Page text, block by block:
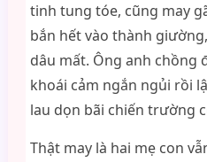
tinh tung tóe, cũng may
bắn hết vào thành
dâu mất. Ông anh chồng
khoái cảm ngắn ngủi rồi
lau dọn bãi chiến trường
Thật may là hai mẹ con